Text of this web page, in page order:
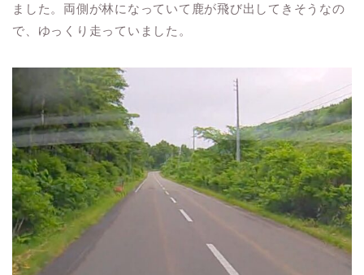
ました。両側が林になっていて鹿が飛び出してきそうなの
で、ゆっくり走っていました。